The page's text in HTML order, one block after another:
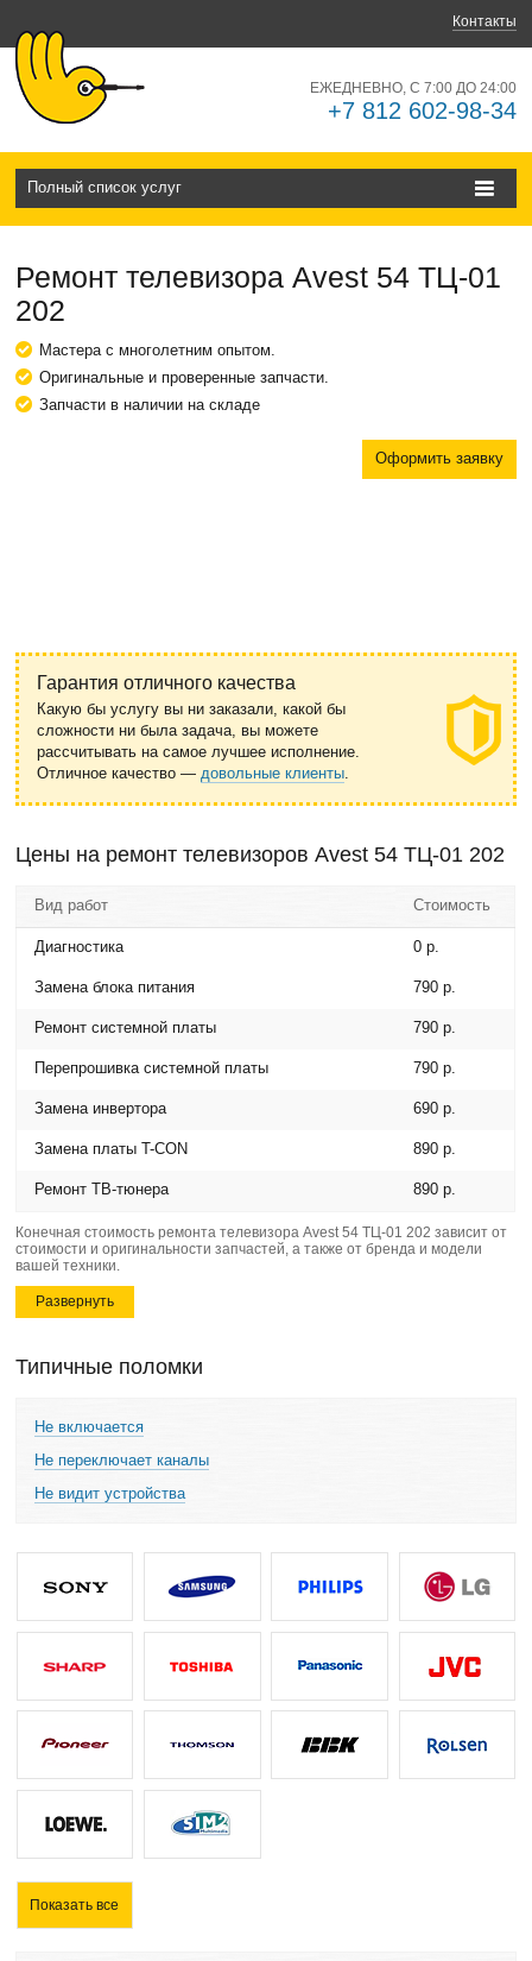
Контакты
ЕЖЕДНЕВНО, С 7:00 ДО 24:00
+7 812 602-98-34
Полный список услуг
Ремонт телевизора Avest 54 ТЦ-01
202
Мастера с многолетним опытом.
Оригинальные и проверенные запчасти.
Запчасти в наличии на складе
Оформить заявку
Гарантия отличного качества
Какую бы услугу вы ни заказали, какой бы
сложности ни была задача, вы можете
рассчитывать на самое лучшее исполнение.
Отличное качество —довольные клиенты.
Цены на ремонт телевизоров Avest 54 ТЦ-01 202
Вид работ Стоимость
Диагностика 0 р.
Замена блока питания 790 р.
Ремонт системной платы 790 р.
Перепрошивка системной платы 790 р.
Замена инвертора 690 р.
Замена платы T-CON 890 р.
Ремонт ТВ-тюнера 890 р.
Конечная стоимость ремонта телевизора Avest 54 ТЦ-01 202 зависит от
стоимости и оригинальности запчастей, а также от бренда и модели
вашей техники.
Развернуть
Типичные поломки
Не включается
Не переключает каналы
Не видит устройства
Показать все